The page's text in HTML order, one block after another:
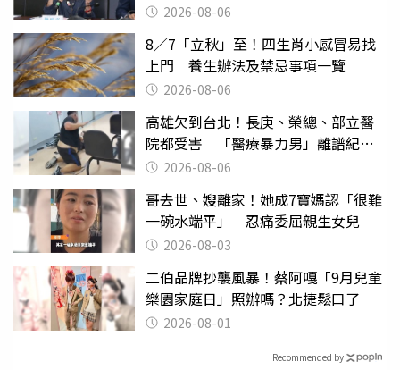
2026-08-06
8／7「立秋」至！四生肖小感冒易找
上門 養生辦法及禁忌事項一覽
2026-08-06
高雄欠到台北！長庚、榮總、部立醫
院都受害 「醫療暴力男」離譜紀錄
曝光2026-08-06
哥去世、嫂離家！她成7寶媽認「很難
一碗水端平」 忍痛委屈親生女兒
2026-08-03
二伯品牌抄襲風暴！蔡阿嘎「9月兒童
樂園家庭日」照辦嗎？北捷鬆口了
2026-08-01
Recommended by